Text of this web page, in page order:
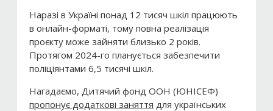
Наразі в Україні понад 12 тисяч шкіл працюють
в онлайн-форматі, тому повна реалізація
проєкту може зайняти близько 2 років.
Протягом 2024-го планується забезпечити
поліціянтами 6,5 тисячі шкіл.
Нагадаємо, Дитячий фонд ООН (ЮНІСЕФ)
пропонує додаткові заняття для українських